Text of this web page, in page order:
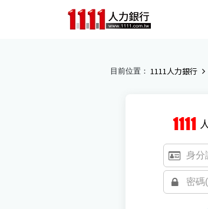
目前位置： 1111人力銀行